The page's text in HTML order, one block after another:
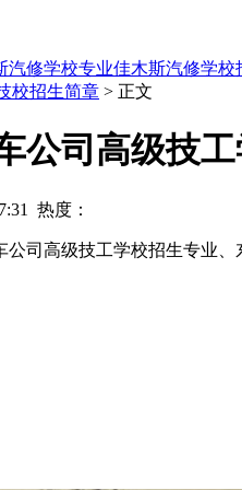
汽修学校专业佳木斯汽修学校
校招生简章 > 正文
公司高级技
热度：
司高级技工学校招生专业